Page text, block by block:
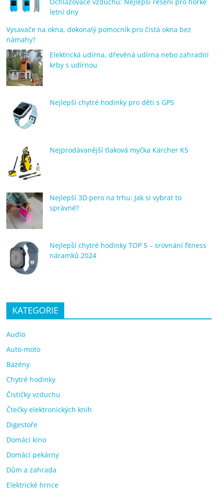
letní dny
Vysavače na okna, dokonalý pomocník pro čistá okna bez
námahy?
Elektrická udírna, dřevěná udírna nebo zahradní
krby s udírnou
Nejlepší chytré hodinky pro děti s GPS
Nejprodávanější tlaková myčka Kärcher K5
Nejlepší 3D pero na trhu: Jak si vybrat to
správné?
Nejlepší chytré hodinky TOP 5 – srovnání fitness
náramků 2024
KATEGORIE
Audio
Auto-moto
Bazény
Chytré hodinky
Čističky vzduchu
Čtečky elektronických knih
Digestoře
Domácí kino
Domácí pekárny
Dům a zahrada
Elektrické hrnce